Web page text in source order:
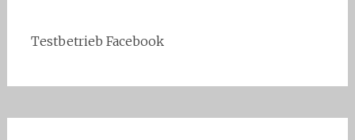
Testbetrieb Facebook